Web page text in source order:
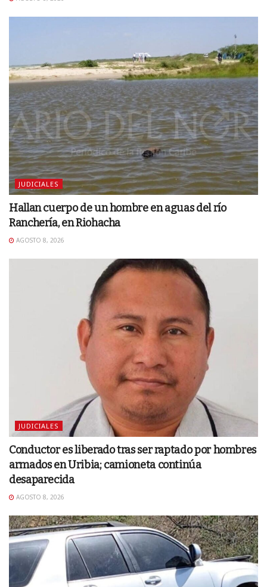
JUDICIALES
Hallan cuerpo de un hombre en aguas del río
Ranchería, en Riohacha
AGOSTO 8, 2026
JUDICIALES
Conductor es liberado tras ser raptado por hombres
armados en Uribia; camioneta continúa
desaparecida
AGOSTO 8, 2026